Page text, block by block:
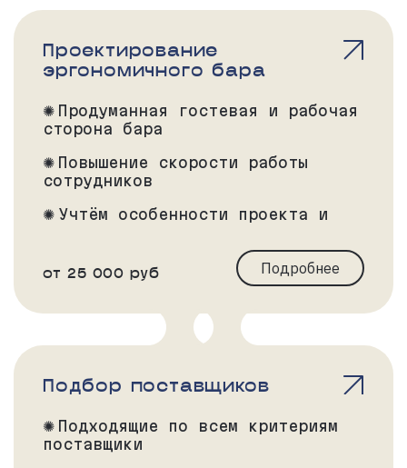
Проектирование
эргономичного бара
Продуманная гостевая и рабочая
сторона бара
Повышение скорости работы
сотрудников
Учтём особенности проекта и
от 25 000 руб Подробнее
Подбор поставщиков
Подходящие по всем критериям
поставщики